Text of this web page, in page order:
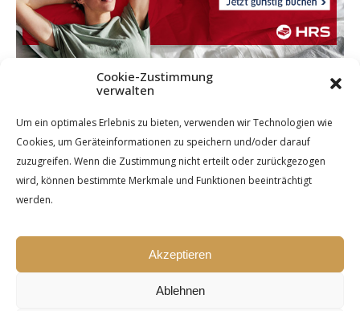
Cookie-Zustimmung
verwalten
Um ein optimales Erlebnis zu bieten, verwenden wir Technologien wie
Cookies, um Geräteinformationen zu speichern und/oder darauf
zuzugreifen. Wenn die Zustimmung nicht erteilt oder zurückgezogen
wird, können bestimmte Merkmale und Funktionen beeinträchtigt
werden.
Akzeptieren
Ablehnen